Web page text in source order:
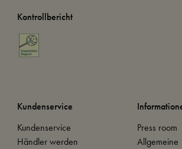
Kontrollbericht
Kundenservice
Kundenservice
Händler werden
Press room
Allgemeine